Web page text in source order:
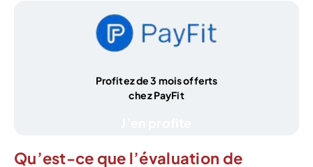
Profitez de 3 mois offerts
chez PayFit
Qu’est-ce que l’évaluation de